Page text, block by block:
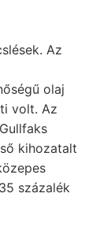
Az
olaj
volt. Az
kihozatalt
százalék